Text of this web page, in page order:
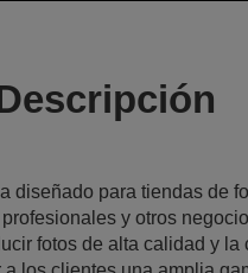
diseñado para tiendas de
y otros
fotos de alta calidad y la